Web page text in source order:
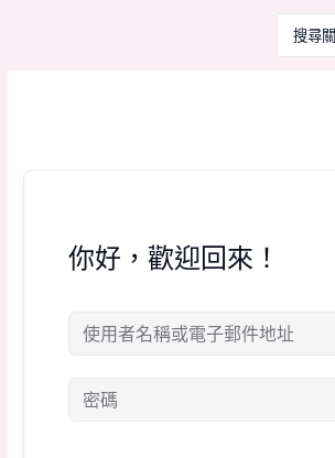
尋：
你好，歡迎回來！